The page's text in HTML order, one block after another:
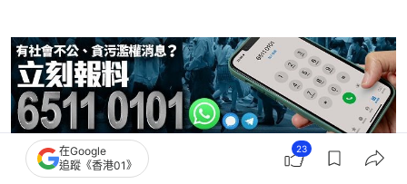
財政預算案
在Google
追蹤《香港01》
23